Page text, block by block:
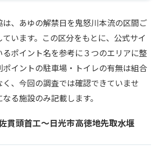
、あゆの解禁日を鬼怒川本流の区間ご
います。この区分をもとに、公式サイ
るポイント名を参考に３つのエリアに整
イントの駐車場・トイレの有無は組合
、今回の調査では確認できていませ
る施設のみ記載します。
貫頭首工〜日光市高徳地先取水堰